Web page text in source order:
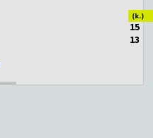
1
1
(k.)
5
3